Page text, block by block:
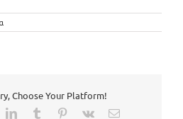
Choose Your Platform!
LinkedInTumblr Pinterest
Vk Email